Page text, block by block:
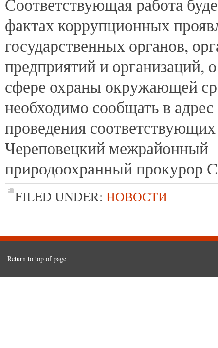
Соответствующая работа
фактах коррупционных
государственных органов,
предприятий и организаций,
сфере охраны окружающей
необходимо сообщать в
проведения
Череповецкий межрайонный
природоохранный прокурор
FILED UNDER: НОВОСТИ
Return to top of page